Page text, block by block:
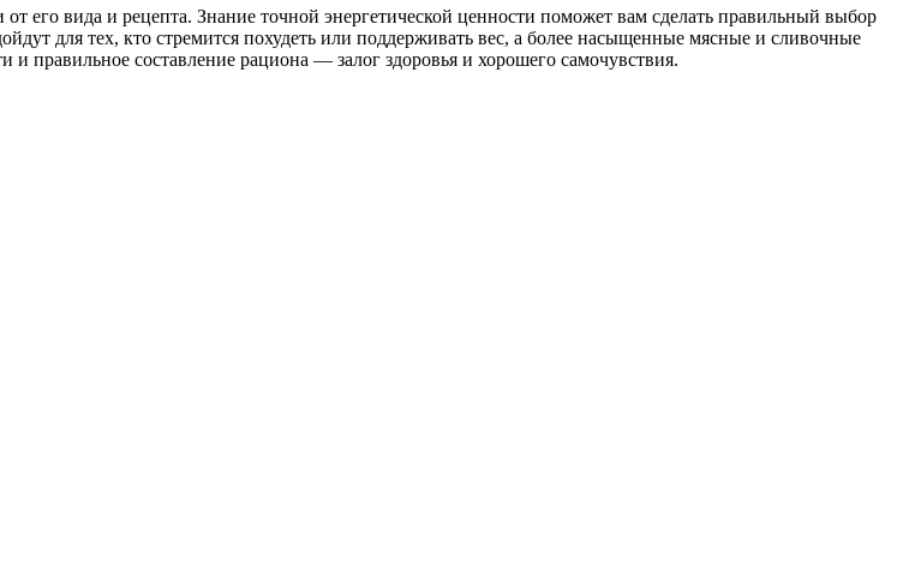
его вида и рецепта. Знание точной энергетической ценности поможет вам сделать правильный выбор
для тех, кто стремится похудеть или поддерживать вес, а более насыщенные мясные и сливочные
правильное составление рациона — залог здоровья и хорошего самочувствия.